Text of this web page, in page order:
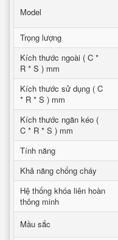
Model
Trọng lượng
Kích thước ngoài ( C *
R * S ) mm
Kích thước sử dụng ( C
* R * S ) mm
Kích thước ngăn kéo (
C * R * S ) mm
Tính năng
Khả năng chống cháy
Hệ thống khóa liên hoàn
thông minh
Mầu sắc